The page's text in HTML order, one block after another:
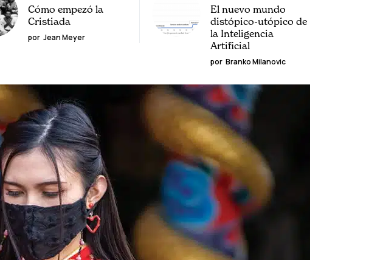
Cómo empezó la
Cristiada
por Jean Meyer
El nuevo mundo
distópico-utópico de
la Inteligencia
Artificial
por Branko Milanovic